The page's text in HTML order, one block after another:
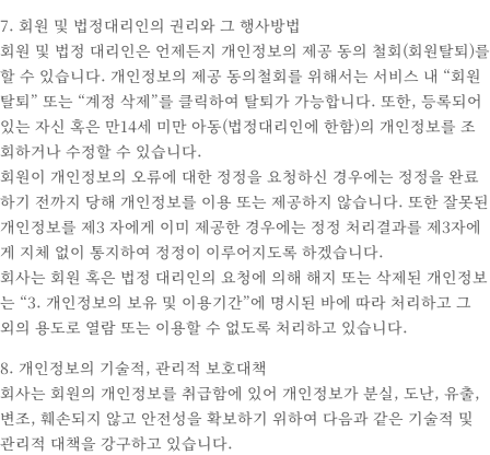
7. 회원 및 법정대리인의 권리와 그 행사방법
회원 및 법정 대리인은 언제든지 개인정보의 제공 동의 철회(회원탈퇴)를
할 수 있습니다. 개인정보의 제공 동의철회를 위해서는 서비스 내 “회원
탈퇴” 또는 “계정 삭제”를 클릭하여 탈퇴가 가능합니다. 또한, 등록되어
있는 자신 혹은 만14세 미만 아동(법정대리인에 한함)의 개인정보를 조
회하거나 수정할 수 있습니다.
회원이 개인정보의 오류에 대한 정정을 요청하신 경우에는 정정을 완료
하기 전까지 당해 개인정보를 이용 또는 제공하지 않습니다. 또한 잘못된
개인정보를 제3 자에게 이미 제공한 경우에는 정정 처리결과를 제3자에
게 지체 없이 통지하여 정정이 이루어지도록 하겠습니다.
회사는 회원 혹은 법정 대리인의 요청에 의해 해지 또는 삭제된 개인정보
는 “3. 개인정보의 보유 및 이용기간”에 명시된 바에 따라 처리하고 그
외의 용도로 열람 또는 이용할 수 없도록 처리하고 있습니다.
8. 개인정보의 기술적, 관리적 보호대책
회사는 회원의 개인정보를 취급함에 있어 개인정보가 분실, 도난, 유출,
변조, 훼손되지 않고 안전성을 확보하기 위하여 다음과 같은 기술적 및
관리적 대책을 강구하고 있습니다.